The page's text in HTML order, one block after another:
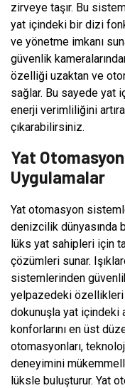
zirveye taşır. Bu
yat içindeki bir dizi
ve yönetme imkanı
güvenlik
özelliği uzaktan ve
sağlar. Bu sayede yat
enerji verimliliğini
çıkarabilirsiniz.
Yat
Uygulamalar
Yat otomasyon
denizcilik dünyasında
lüks yat sahipleri için
çözümleri sunar.
sistemlerinden
yelpazedeki
dokunuşla yat
konforlarını en üst
otomasyonları,
deneyimini
lüksle buluşturur. Yat